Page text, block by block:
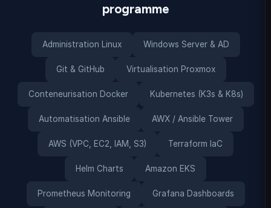
programme
Administration Linux Windows Server & AD
Git & GitHub Virtualisation Proxmox
Conteneurisation Docker Kubernetes (K3s & K8s)
Automatisation Ansible AWX / Ansible Tower
AWS (VPC, EC2, IAM, S3) Terraform IaC
Helm Charts Amazon EKS
Prometheus Monitoring Grafana Dashboards